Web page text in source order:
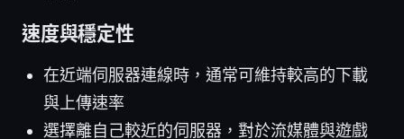
速度與穩定性
在近端伺服器連線時，通常可維持較高的下載
與上傳速率
選擇離自己較近的伺服器，對於流媒體與遊戲